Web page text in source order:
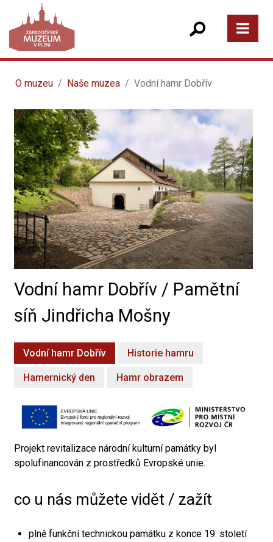
O muzeu Naše muzea Vodní hamr Dobřív
Vodní hamr Dobřív / Pamětní
síň Jindřicha Mošny
Vodní hamr Dobřív Historie hamru
Hamernický den Hamr obrazem
Projekt revitalizace národní kulturní památky byl
spolufinancován z prostředků Evropské unie.
co u nás můžete vidět / zažít
plně funkční technickou památku z konce 19. století